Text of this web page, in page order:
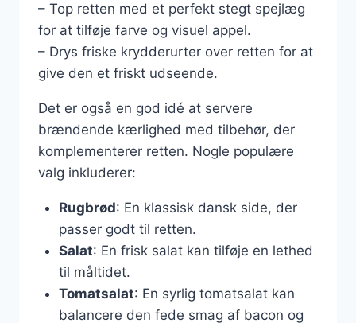
– Top retten med et perfekt stegt spejlæg
for at tilføje farve og visuel appel.
– Drys friske krydderurter over retten for at
give den et friskt udseende.
Det er også en god idé at servere
brændende kærlighed med tilbehør, der
komplementerer retten. Nogle populære
valg inkluderer:
Rugbrød: En klassisk dansk side, der
passer godt til retten.
Salat: En frisk salat kan tilføje en lethed
til måltidet.
Tomatsalat: En syrlig tomatsalat kan
balancere den fede smag af bacon og